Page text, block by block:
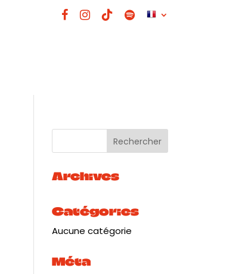
Archives
Catégories
Aucune catégorie
Méta